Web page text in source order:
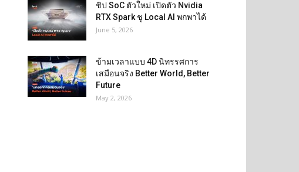
ชิป SoC ตัวใหม่ เปิดตัว Nvidia
RTX Spark ชู Local AI พกพาได้
June 5, 2026
ข้ามเวลาแบบ 4D นิทรรศการ
เสมือนจริง Better World, Better
Future
May 2, 2026